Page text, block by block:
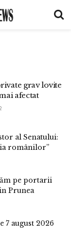
grav lovite
afectat
al Senatului:
românilor”
pe portarii
Prunea
7 august 2026